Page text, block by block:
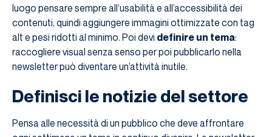
luogo pensare sempre all’usabilità e all’accessibilità dei
contenuti, quindi aggiungere immagini ottimizzate con tag
alt e pesi ridotti al minimo. Poi devi definire un tema:
raccogliere visual senza senso per poi pubblicarlo nella
newsletter può diventare un’attività inutile.
Definisci le notizie del settore
Pensa alle necessità di un pubblico che deve affrontare